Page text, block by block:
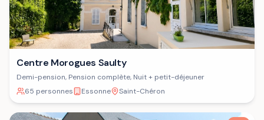
Centre Morogues Saulty
Demi-pension, Pension complète, Nuit + petit-déjeuner
65 personnes
Essonne Saint-Chéron